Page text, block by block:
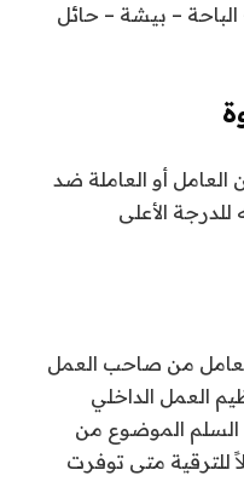
– بيشة – حائل
أو العاملة ضد
الأعلى
من صاحب العمل
العمل الداخلي
السلم الموضوع من
متى توفرت